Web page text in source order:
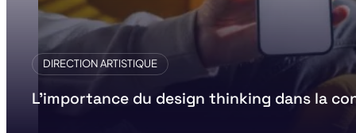
DIRECTION ARTISTIQUE
L’importance du design thinking dans la